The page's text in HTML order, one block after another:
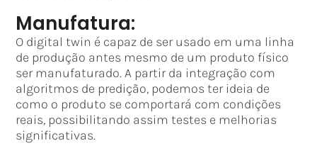
Manufatura:
O digital twin é capaz de ser usado em uma linha
de produção antes mesmo de um produto físico
ser manufaturado. A partir da integração com
algoritmos de predição, podemos ter ideia de
como o produto se comportará com condições
reais, possibilitando assim testes e melhorias
significativas.